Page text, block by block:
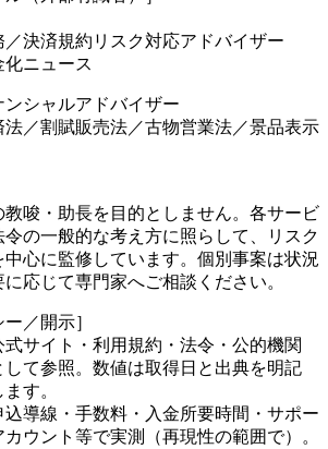
／決済規約リスク対応アドバイザー
化ニュース
シャルアドバイザー
／割賦販売法／古物営業法／景品表示
唆・助長を目的としません。各サービ
の一般的な考え方に照らして、リスク
中心に監修しています。個別事案は状況
応じて専門家へご相談ください。
／開示］
式サイト・利用規約・法令・公的機関
て参照。数値は取得日と出典を明記
す。
込導線・手数料・入金所要時間・サポー
カウント等で実測（再現性の範囲で）。